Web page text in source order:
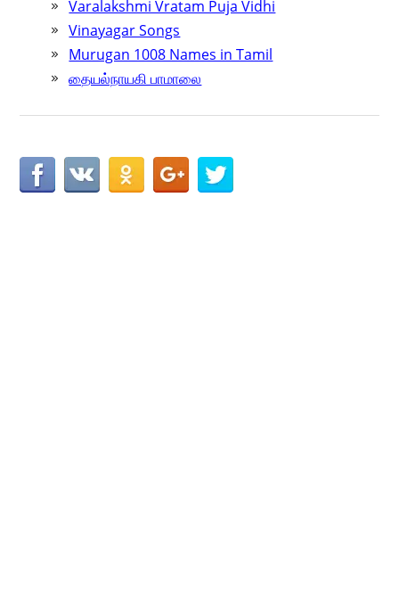
Varalakshmi Vratam Puja Vidhi
Vinayagar Songs
Murugan 1008 Names in Tamil
தையல்நாயகி பாமாலை